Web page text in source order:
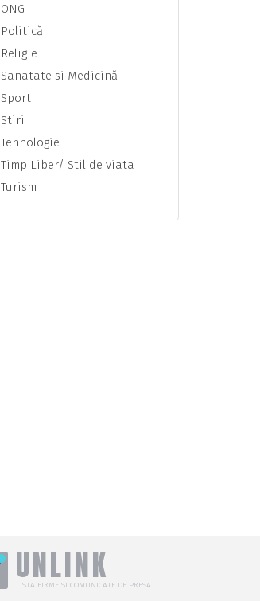
ONG
Politică
Religie
Sanatate si Medicină
Sport
Stiri
Tehnologie
Timp Liber/ Stil de viata
Turism
UNLINK
LISTA FIRME SI COMUNICATE DE PRESA